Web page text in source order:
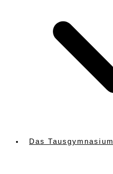
Das Tausgymnasium